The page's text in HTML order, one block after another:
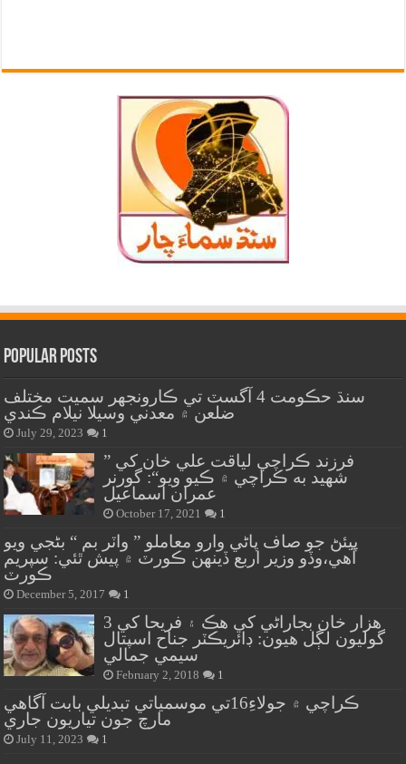
Popular Posts
سنڌ حڪومت 4 آگسٽ تي ڪارونجهر سميت مختلف
ضلعن ۾ معدني وسيلا نيلام ڪندي
July 29, 2023 1
” فرزند ڪراچي لياقت علي خان کي
شهيد به ڪراچي ۾ ڪيو ويو“: گورنر
عمران اسماعيل
October 17, 2021 1
پيئڻ جو صاف پاڻي وارو معاملو ” واٽر بم “ بڻجي ويو
آهي،وڏو وزير اربع ڏينهن ڪورٽ ۾ پيش ٿئي: سپريم
ڪورٽ
December 5, 2017 1
هزار خان بجاراڻي کي هڪ ۽ فريحا کي 3
گوليون لڳل هيون: ڊائريڪٽر جناح اسپتال
سيمي جمالي
February 2, 2018 1
ڪراچي ۾ جولاءِ16تي موسمياتي تبديلي بابت آگاهي
مارچ جون تياريون جاري
July 11, 2023 1